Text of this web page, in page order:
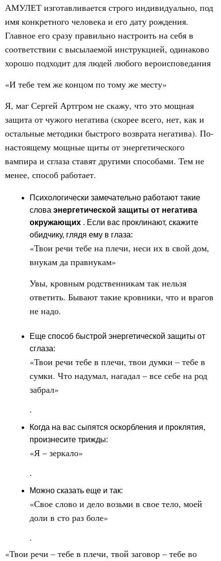
АМУЛЕТ изготавливается строго индивидуально, под
имя конкретного человека и его дату рождения.
Главное его сразу правильно настроить на себя в
соответствии с высылаемой инструкцией, одинаково
хорошо подходит для людей любого вероисповедания
«И тебе тем же концом по тому же месту»
Я, маг Сергей Артгром не скажу, что это мощная
защита от чужого негатива (скорее всего, нет, как и
остальные методики быстрого возврата негатива). По-
настоящему мощные щиты от энергетического
вампира и сглаза ставят другими способами. Тем не
менее, способ работает.
Психологически замечательно работают такие
слова энергетической защиты от негатива
окружающих . Если вас проклинают, скажите
обидчику, глядя ему в глаза:
«Твои речи тебе на плечи, неси их в свой дом,
внукам да правнукам»
Увы, кровным родственникам так нельзя
ответить. Бывают такие кровники, что и врагов
не надо.
Еще способ быстрой энергетической защиты от
сглаза:
«Твои речи тебе в плечи, твои думки – тебе в
сумки. Что надумал, нагадал – все себе на род
забрал»
.
Когда на вас сыпятся оскорбления и проклятия,
произнесите трижды:
«Я – зеркало»
.
Можно сказать еще и так:
«Свое слово и дело возьми в свое тело, моей
доли в сто раз боле»
.
«Твои речи – тебе в плечи, твой заговор – тебе во